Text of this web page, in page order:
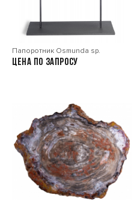
Папоротник Osmunda sp.
Цена по запросу